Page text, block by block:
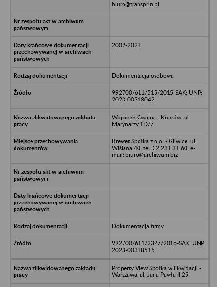
biuro@transprin.pl
2009-2021
Dokumentacja osobowa
992700/611/515/2015-SAK; UNP:
2023-00318042
Wojciech Cwajna - Knurów, ul.
Marynarzy 1D/7
Brewet Spółka z o.o. - Gliwice, ul.
Wiślana 40; tel. 32 231 31 60; e-
mail: biuro@archiwum.biz
Dokumentacja firmy
992700/611/2327/2016-SAK; UNP:
2023-00318515
Property View Spółka w likwidacji -
Warszawa, al. Jana Pawła II 25